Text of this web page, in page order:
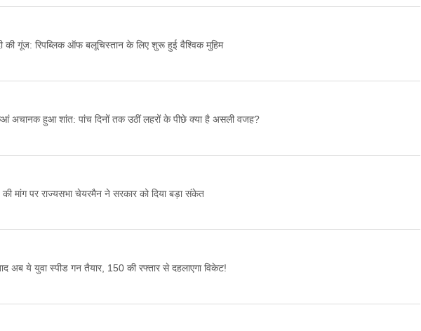
की गूंज: रिपब्लिक ऑफ बलूचिस्तान के लिए शुरू हुई वैश्विक मुहिम
अचानक हुआ शांत: पांच दिनों तक उठीं लहरों के पीछे क्या है असली वजह?
की मांग पर राज्यसभा चेयरमैन ने सरकार को दिया बड़ा संकेत
अब ये युवा स्पीड गन तैयार, 150 की रफ्तार से दहलाएगा विकेट!